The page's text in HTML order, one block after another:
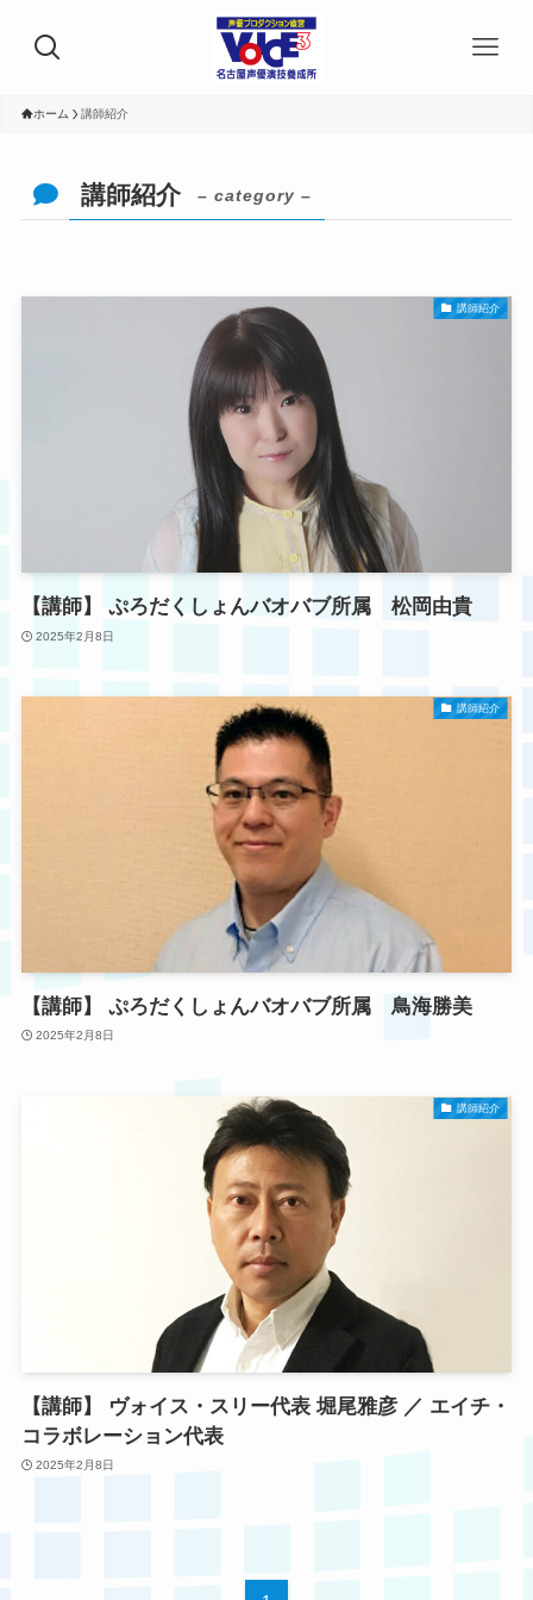
ホーム 講師紹介
講師紹介 – category –
講師紹介
【講師】 ぷろだくしょんバオバブ所属 松岡由貴
2025年2月8日
講師紹介
【講師】 ぷろだくしょんバオバブ所属 鳥海勝美
2025年2月8日
講師紹介
【講師】 ヴォイス・スリー代表 堀尾雅彦 ／ エイチ・
コラボレーション代表
2025年2月8日